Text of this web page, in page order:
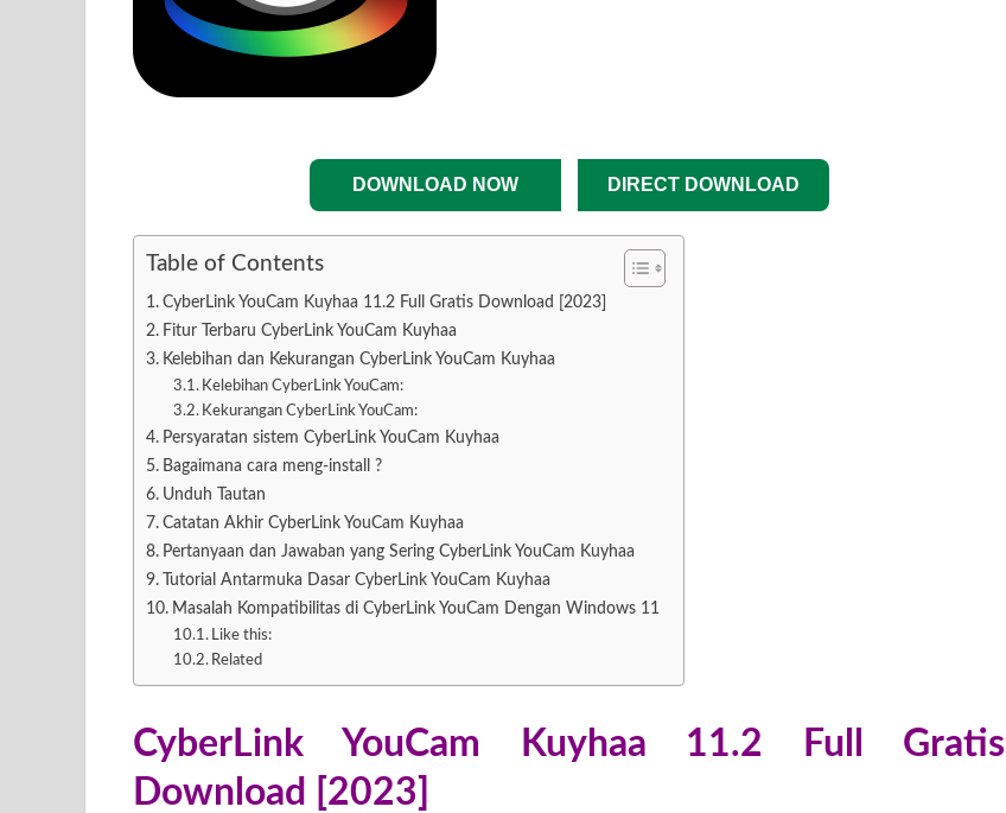
DOWNLOAD NOW DIRECT DOWNLOAD
Table of Contents
CyberLink YouCam Kuyhaa 11.2 Full Gratis Download [2023]
Fitur Terbaru CyberLink YouCam Kuyhaa
Kelebihan dan Kekurangan CyberLink YouCam Kuyhaa
Kelebihan CyberLink YouCam:
Kekurangan CyberLink YouCam:
Persyaratan sistem CyberLink YouCam Kuyhaa
Bagaimana cara meng-install ?
Unduh Tautan
Catatan Akhir CyberLink YouCam Kuyhaa
Pertanyaan dan Jawaban yang Sering CyberLink YouCam Kuyhaa
Tutorial Antarmuka Dasar CyberLink YouCam Kuyhaa
Masalah Kompatibilitas di CyberLink YouCam Dengan Windows 11
Like this:
Related
CyberLink YouCam Kuyhaa 11.2 Full Gratis
Download [2023]